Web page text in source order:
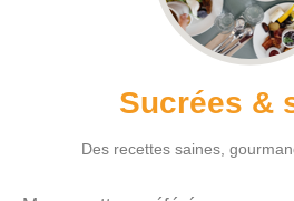
Sucrées &
Des recettes saines,